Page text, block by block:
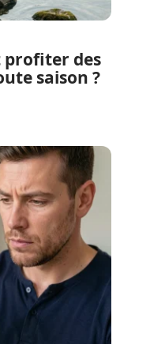
profiter des
saison ?